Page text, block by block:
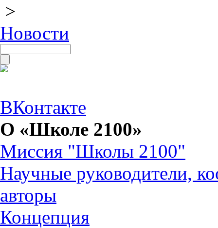
>
Новости
ВКонтакте
О «Школе 2100»
Миссия "Школы 2100"
Научные руководители,
авторы
Концепция